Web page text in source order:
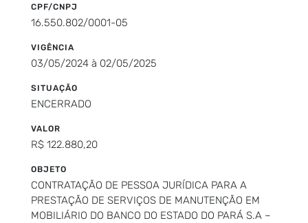
CPF/CNPJ
16.550.802/0001-05
VIGÊNCIA
03/05/2024 à 02/05/2025
SITUAÇÃO
ENCERRADO
VALOR
R$ 122.880,20
OBJETO
CONTRATAÇÃO DE PESSOA JURÍDICA PARA A
PRESTAÇÃO DE SERVIÇOS DE MANUTENÇÃO EM
MOBILIÁRIO DO BANCO DO ESTADO DO PARÁ S.A –